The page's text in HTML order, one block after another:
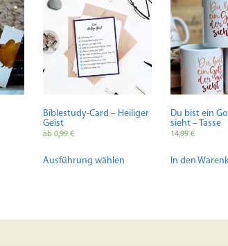
können
auf
der
Produktseite
gewählt
Biblestudy-Card – Heiliger
Geist
ab 0,99 €
Ausführung wählenProdukt
auf.
Du bist ein
sieht – Tasse
14,99 €
In den